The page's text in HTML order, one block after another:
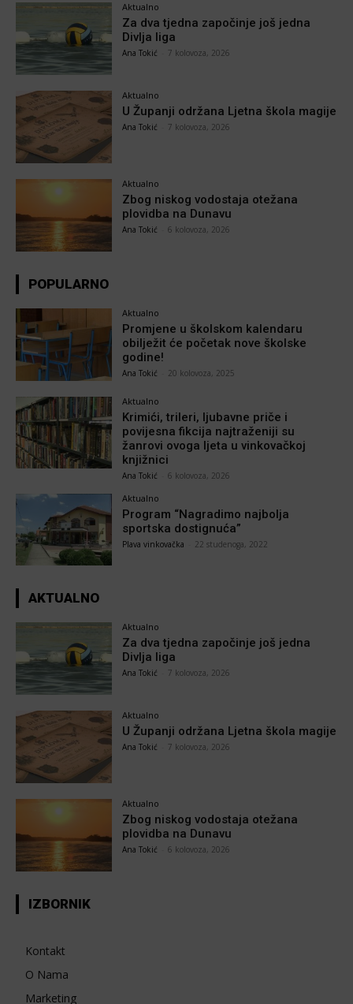
Aktualno
Za dva tjedna započinje još jedna
Divlja liga
Ana Tokić 7 kolovoza, 2026
Aktualno
U Županji održana Ljetna škola magije
Ana Tokić 7 kolovoza, 2026
Aktualno
Zbog niskog vodostaja otežana
plovidba na Dunavu
Ana Tokić 6 kolovoza, 2026
POPULARNO
Aktualno
Promjene u školskom kalendaru
obilježit će početak nove školske
godine!
Ana Tokić 20 kolovoza, 2025
Aktualno
Krimići, trileri, ljubavne priče i
povijesna fikcija najtraženiji su
žanrovi ovoga ljeta u vinkovačkoj
knjižnici
Ana Tokić 6 kolovoza, 2026
Aktualno
Program “Nagradimo najbolja
sportska dostignuća”
Plava vinkovačka 22 studenoga, 2022
AKTUALNO
Aktualno
Za dva tjedna započinje još jedna
Divlja liga
Ana Tokić 7 kolovoza, 2026
Aktualno
U Županji održana Ljetna škola magije
Ana Tokić 7 kolovoza, 2026
Aktualno
Zbog niskog vodostaja otežana
plovidba na Dunavu
Ana Tokić 6 kolovoza, 2026
IZBORNIK
Kontakt
O Nama
Marketing